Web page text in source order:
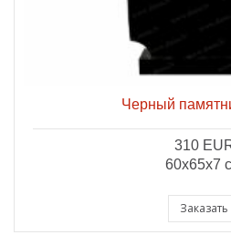
Черный
310
60x65x7
Заказать